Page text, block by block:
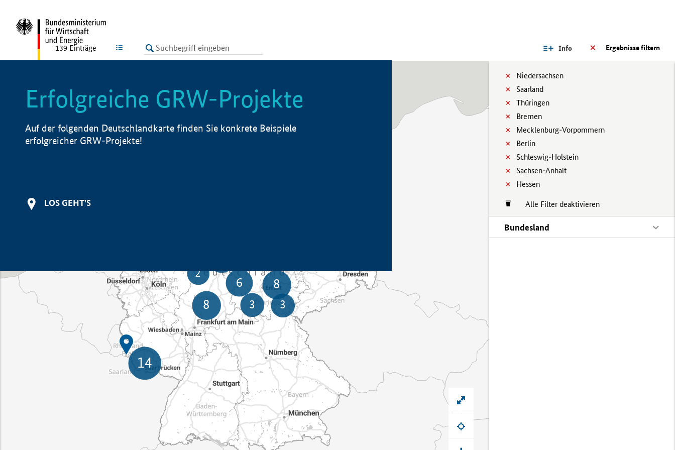
LISTE Ergebnisse filtern
Info
Niedersachsen
Saarland
Thüringen
Bremen
Mecklenburg-Vorpommern
Berlin
Schleswig-Holstein
Sachsen-Anhalt
Hessen
Alle Filter deaktivieren
Bundesland
139 Einträge
Erfolgreiche GRW-Projekte
Auf der folgenden Deutschlandkarte finden Sie konkrete Beispiele
erfolgreicher GRW-Projekte!
LOS GEHT'S